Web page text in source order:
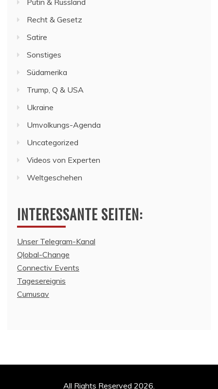
Recht & Gesetz
Satire
Sonstiges
Südamerika
Trump, Q & USA
Ukraine
Umvolkungs-Agenda
Uncategorized
Videos von Experten
Weltgeschehen
INTERESSANTE SEITEN:
Unser Telegram-Kanal
Qlobal-Change
Connectiv Events
Tagesereignis
Cumusav
All Rights Reserved 2026.